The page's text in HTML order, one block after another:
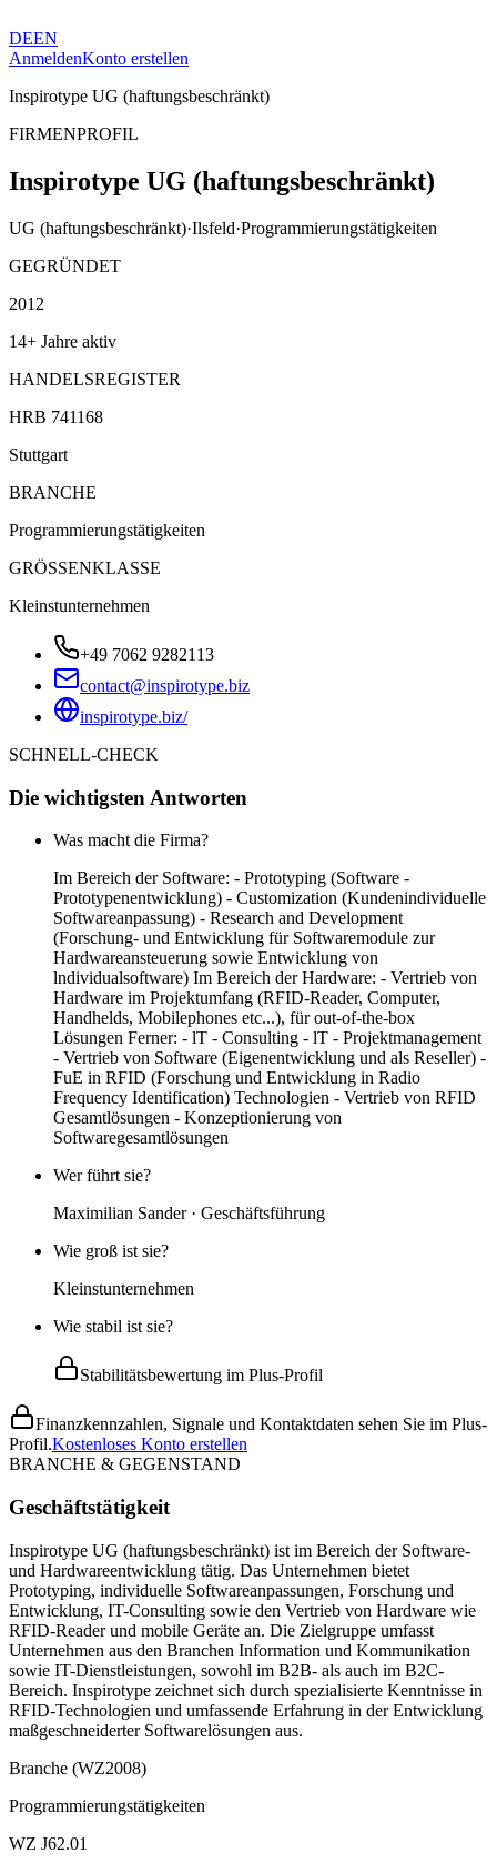
DEEN
AnmeldenKonto erstellen
Inspirotype UG (haftungsbeschränkt)
FIRMENPROFIL
Inspirotype UG (haftungsbeschränkt)
UG (haftungsbeschränkt)·Ilsfeld·Programmierungstätigkeiten
GEGRÜNDET
2012
14+ Jahre aktiv
HANDELSREGISTER
HRB 741168
Stuttgart
BRANCHE
Programmierungstätigkeiten
GRÖSSENKLASSE
Kleinstunternehmen
+49 7062 9282113
contact@inspirotype.biz
inspirotype.biz/
SCHNELL-CHECK
Die wichtigsten Antworten
Was macht die Firma?
Im Bereich der Software: - Prototyping (Software -
Prototypenentwicklung) - Customization (Kundenindividuelle
Softwareanpassung) - Research and Development
(Forschung- und Entwicklung für Softwaremodule zur
Hardwareansteuerung sowie Entwicklung von
lndividualsoftware) Im Bereich der Hardware: - Vertrieb von
Hardware im Projektumfang (RFID-Reader, Computer,
Handhelds, Mobilephones etc...), für out-of-the-box
Lösungen Ferner: - lT - Consulting - lT - Projektmanagement
- Vertrieb von Software (Eigenentwicklung und als Reseller) -
FuE in RFID (Forschung und Entwicklung in Radio
Frequency Identification) Technologien - Vertrieb von RFID
Gesamtlösungen - Konzeptionierung von
Softwaregesamtlösungen
Wer führt sie?
Maximilian Sander · Geschäftsführung
Wie groß ist sie?
Kleinstunternehmen
Wie stabil ist sie?
Stabilitätsbewertung im Plus-Profil
Finanzkennzahlen, Signale und Kontaktdaten sehen Sie im Plus-
Profil.Kostenloses Konto erstellen
BRANCHE & GEGENSTAND
Geschäftstätigkeit
Inspirotype UG (haftungsbeschränkt) ist im Bereich der Software-
und Hardwareentwicklung tätig. Das Unternehmen bietet
Prototyping, individuelle Softwareanpassungen, Forschung und
Entwicklung, IT-Consulting sowie den Vertrieb von Hardware wie
RFID-Reader und mobile Geräte an. Die Zielgruppe umfasst
Unternehmen aus den Branchen Information und Kommunikation
sowie IT-Dienstleistungen, sowohl im B2B- als auch im B2C-
Bereich. Inspirotype zeichnet sich durch spezialisierte Kenntnisse in
RFID-Technologien und umfassende Erfahrung in der Entwicklung
maßgeschneiderter Softwarelösungen aus.
Branche (WZ2008)
Programmierungstätigkeiten
WZ J62.01